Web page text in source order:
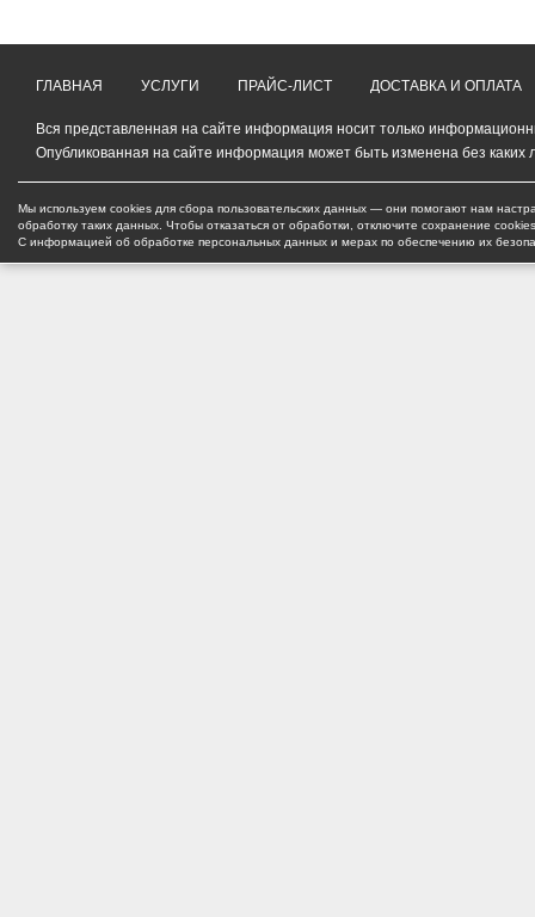
ГЛАВНАЯ УСЛУГИ ПРАЙС-ЛИСТ ДОСТАВКА И ОПЛАТА
Вся представленная на сайте информация носит только
Опубликованная на сайте информация может быть изменена без каких
Мы используем cookies для сбора пользовательских данных — они помогают нам
обработку таких данных. Чтобы отказаться от обработки, отключите сохранение
С информацией об обработке персональных данных и мерах по обеспечению их